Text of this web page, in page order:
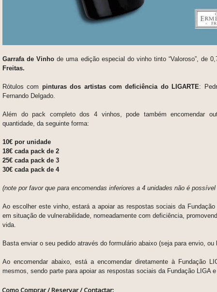
Garrafa de Vinhode uma edição especial do vinho tinto “Valoroso”, de
Freitas.
Rótulos com pinturas dos artistas com deficiência do LIGARTE:
Fernando Delgado.
Além do pack completo dos 4 vinhos, pode também encomendar
quantidade, da seguinte forma:
10€ por unidade
18€ cada pack de 2
25€ cada pack de 3
30€ cada pack de 4
(note por favor que para encomendas inferiores a 4 unidades não é
Ao escolher este vinho, estará a apoiar as respostas sociais da
em situação de vulnerabilidade, nomeadamente com deficiência,
vida.
Basta enviar o seu pedido através do formulário abaixo (seja para envio,
Ao encomendar abaixo, está a encomendar diretamente à Fundação
mesmos, sendo parte para apoiar as respostas sociais da Fundação LIGA
Como Comprar / Reservar / Contactar: